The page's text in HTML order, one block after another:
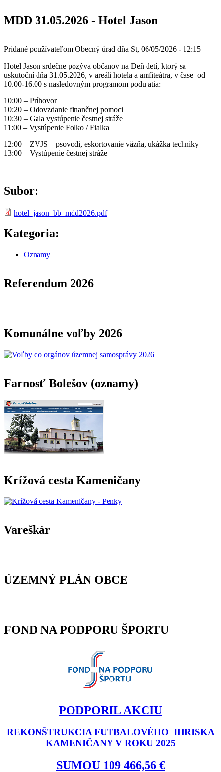
MDD 31.05.2026 - Hotel Jason
Pridané používateľom Obecný úrad dňa St, 06/05/2026 - 12:15
Hotel Jason srdečne pozýva občanov na Deň detí, ktorý sa
uskutoční dňa 31.05.2026, v areáli hotela a amfiteátra, v čase od
10.00-16.00 s nasledovným programom podujatia:
10:00 – Príhovor
10:20 – Odovzdanie finančnej pomoci
10:30 – Gala vystúpenie čestnej stráže
11:00 – Vystúpenie Folko / Fialka
12:00 – ZVJS – psovodi, eskortovanie väzňa, ukážka techniky
13:00 – Vystúpenie čestnej stráže
Subor:
hotel_jason_bb_mdd2026.pdf
Kategoria:
Oznamy
Referendum 2026
Komunálne voľby 2026
Farnosť Bolešov (oznamy)
Krížová cesta Kameničany
Vareškár
ÚZEMNÝ PLÁN OBCE
FOND NA PODPORU ŠPORTU
PODPORIL AKCIU
REKONŠTRUKCIA FUTBALOVÉHO IHRISKA
KAMENIČANY V ROKU 2025
SUMOU 109 466,56 €